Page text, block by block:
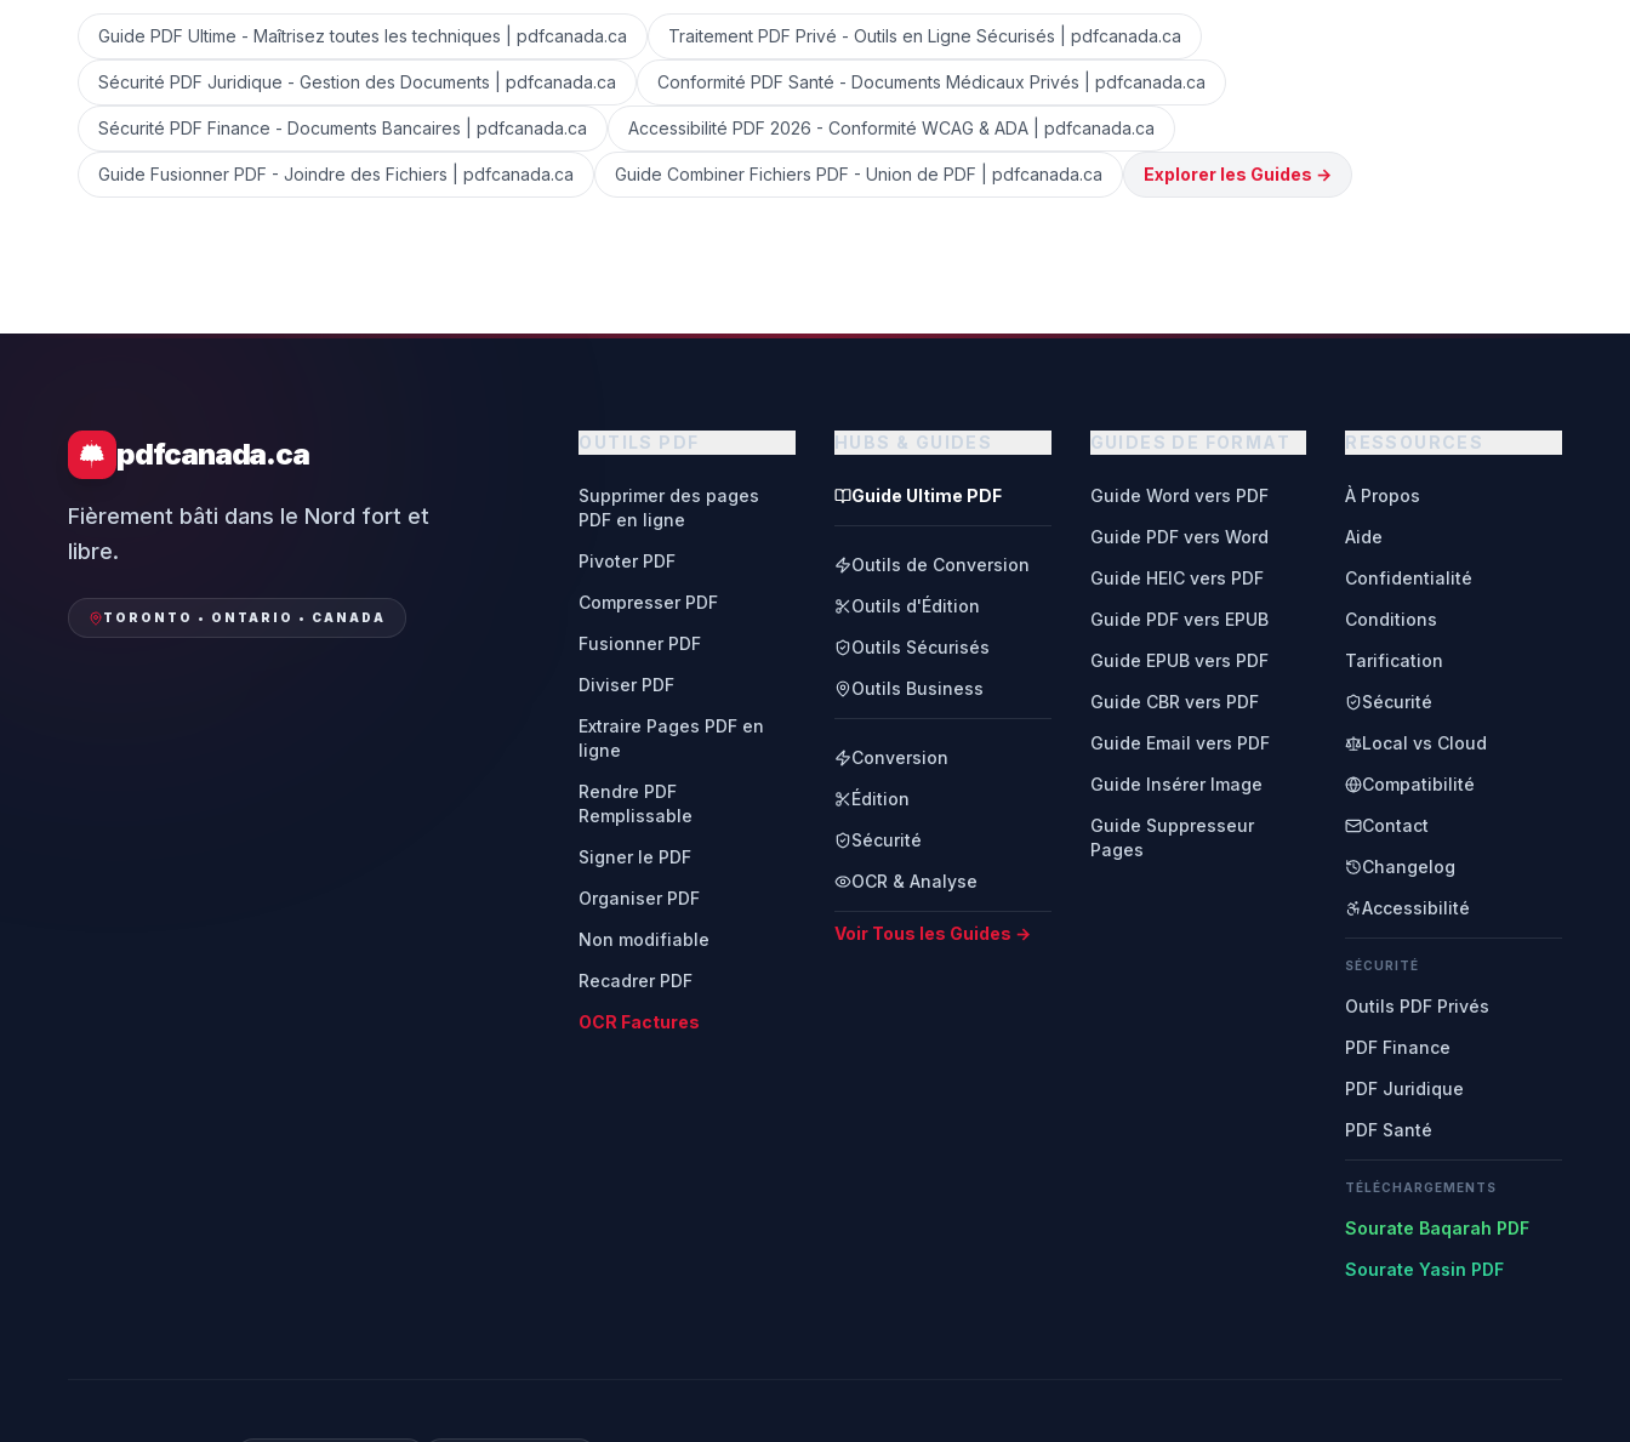
Guide PDF Ultime - Maîtrisez toutes les techniques | pdfcanada.ca Traitement PDF Privé - Outils en Ligne Sécurisés | pdfcanada.ca
Sécurité PDF Juridique - Gestion des Documents | pdfcanada.ca Conformité PDF Santé - Documents Médicaux Privés | pdfcanada.ca
Sécurité PDF Finance - Documents Bancaires | pdfcanada.ca Accessibilité PDF 2026 - Conformité WCAG & ADA | pdfcanada.ca
Guide Fusionner PDF - Joindre des Fichiers | pdfcanada.ca Guide Combiner Fichiers PDF - Union de PDF | pdfcanada.ca Explorer les Guides →
pdfcanada.ca
Fièrement bâti dans le Nord fort et
libre.
TORONTO • ONTARIO • CANADA
OUTILS PDF
Supprimer des pages
PDF en ligne
Pivoter PDF
Compresser PDF
Fusionner PDF
Diviser PDF
Extraire Pages PDF en
ligne
Rendre PDF
Remplissable
Signer le PDF
Organiser PDF
Non modifiable
Recadrer PDF
OCR Factures
HUBS & GUIDES
Guide Ultime PDF
Outils de Conversion
Outils d'Édition
Outils Sécurisés
Outils Business
Conversion
Édition
Sécurité
OCR & Analyse
Voir Tous les Guides →
GUIDES DE FORMAT
Guide Word vers PDF
Guide PDF vers Word
Guide HEIC vers PDF
Guide PDF vers EPUB
Guide EPUB vers PDF
Guide CBR vers PDF
Guide Email vers PDF
Guide Insérer Image
Guide Suppresseur
Pages
RESSOURCES
À Propos
Aide
Confidentialité
Conditions
Tarification
Sécurité
Local vs Cloud
Compatibilité
Contact
Changelog
Accessibilité
SÉCURITÉ
Outils PDF Privés
PDF Finance
PDF Juridique
PDF Santé
TÉLÉCHARGEMENTS
Sourate Baqarah PDF
Sourate Yasin PDF